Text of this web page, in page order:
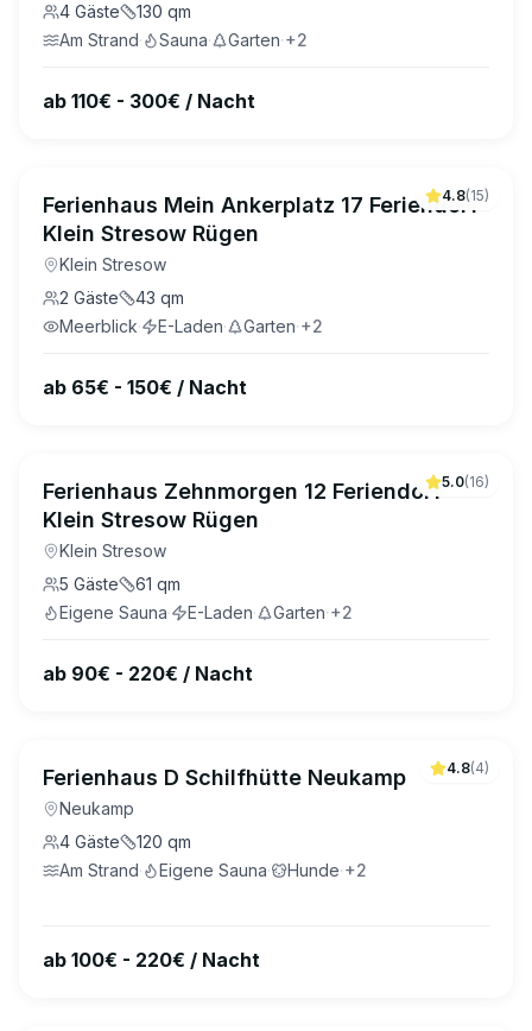
4 Gäste 130 qm
Am Strand· Sauna· Garten·+2
ab 110€ - 300€ / Nacht
4.8(15)
Ferienhaus Mein Ankerplatz 17 Feriendorf
Klein Stresow Rügen
Klein Stresow
2 Gäste 43 qm
Meerblick· E-Laden· Garten·+2
ab 65€ - 150€ / Nacht
5.0(16)
Ferienhaus Zehnmorgen 12 Feriendorf
Klein Stresow Rügen
Klein Stresow
5 Gäste 61 qm
Eigene Sauna· E-Laden· Garten·+2
ab 90€ - 220€ / Nacht
4.8(4)
Ferienhaus D Schilfhütte Neukamp
Neukamp
4 Gäste 120 qm
Am Strand· Eigene Sauna· Hunde·+2
ab 100€ - 220€ / Nacht